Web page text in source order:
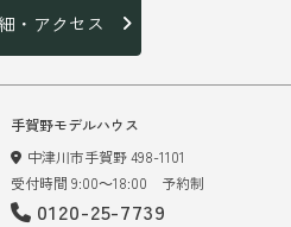
・アクセス
手賀野モデルハウス
中津川市手賀野 498-1101
受付時間 9:00～18:00 予約制
0120-25-7739